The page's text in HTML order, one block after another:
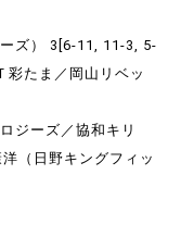
ズ） 3[6-11, 11-3, 5-
彩たま／岡山リベッ
ジーズ／協和キリ
（日野キングフィッ